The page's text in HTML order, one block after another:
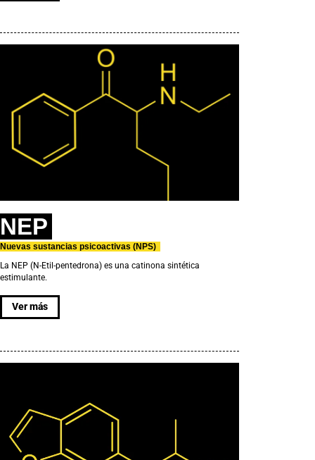
NEP
Nuevas sustancias psicoactivas (NPS)
La NEP (N-Etil-pentedrona) es una catinona sintética
estimulante.
Ver más